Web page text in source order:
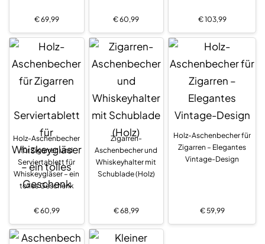
€69,99 €60,99 €103,99
Holz-Aschenbecher
für Zigarren und
Serviertablett für
Whiskeygläser – ein
tolles Geschenk
€60,99
Zigarren-
Aschenbecher und
Whiskeyhalter mit
Schublade (Holz)
€68,99
Holz-Aschenbecher für
Zigarren – Elegantes
Vintage-Design
€59,99